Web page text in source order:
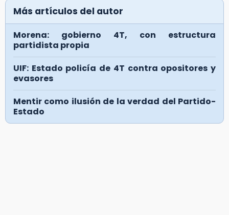
Más artículos del autor
Morena: gobierno 4T, con estructura
partidista propia
UIF: Estado policía de 4T contra opositores y
evasores
Mentir como ilusión de la verdad del Partido-
Estado